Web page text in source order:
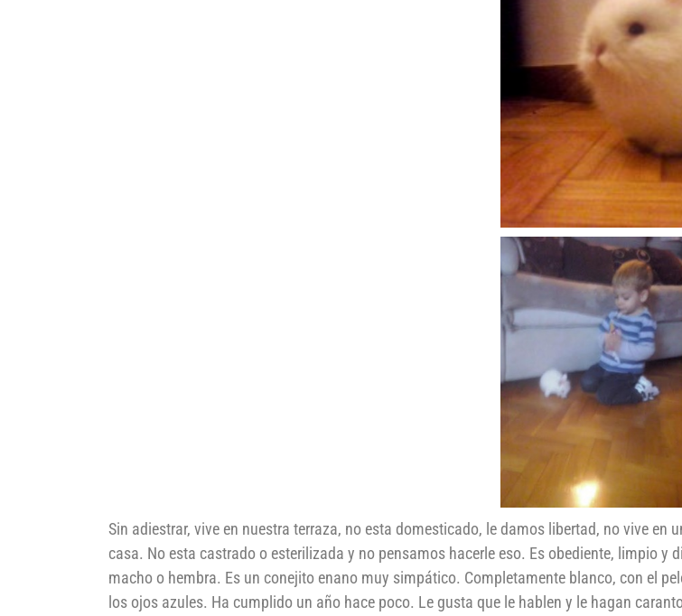
Sin adiestrar, vive en nuestra terraza, no esta domesticado, le damos libertad, no vive en
casa. No esta castrado o esterilizada y no pensamos hacerle eso. Es obediente, limpio y
macho o hembra. Es un conejito enano muy simpático. Completamente blanco, con el
los ojos azules. Ha cumplido un año hace poco. Le gusta que le hablen y le hagan